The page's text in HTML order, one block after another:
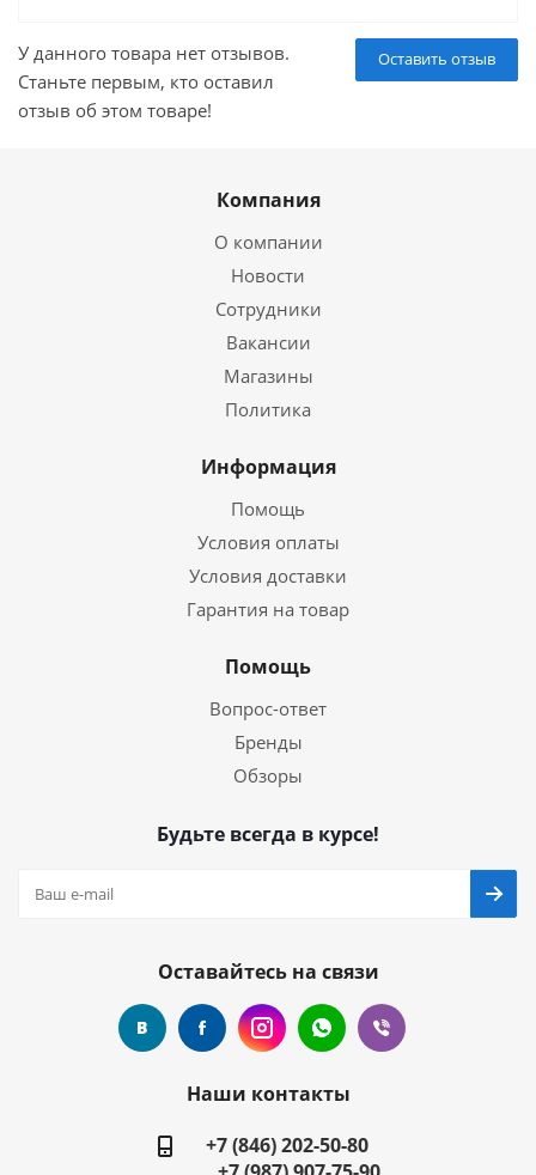
Оставить отзыв
У данного товара нет отзывов.
Станьте первым, кто оставил
отзыв об этом товаре!
Компания
О компании
Новости
Сотрудники
Вакансии
Магазины
Политика
Информация
Помощь
Условия оплаты
Условия доставки
Гарантия на товар
Помощь
Вопрос-ответ
Бренды
Обзоры
Будьте всегда в курсе!
Оставайтесь на связи
Наши контакты
+7 (846) 202-50-80